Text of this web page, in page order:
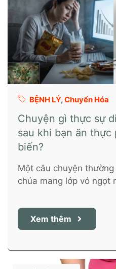
BỆNH LÝ,Chuyển Hóa
Chuyện gì thực sự
sau khi bạn ăn thực
biến?
Một câu chuyện
chúa mang lớp vỏ ngọt
Xem thêm